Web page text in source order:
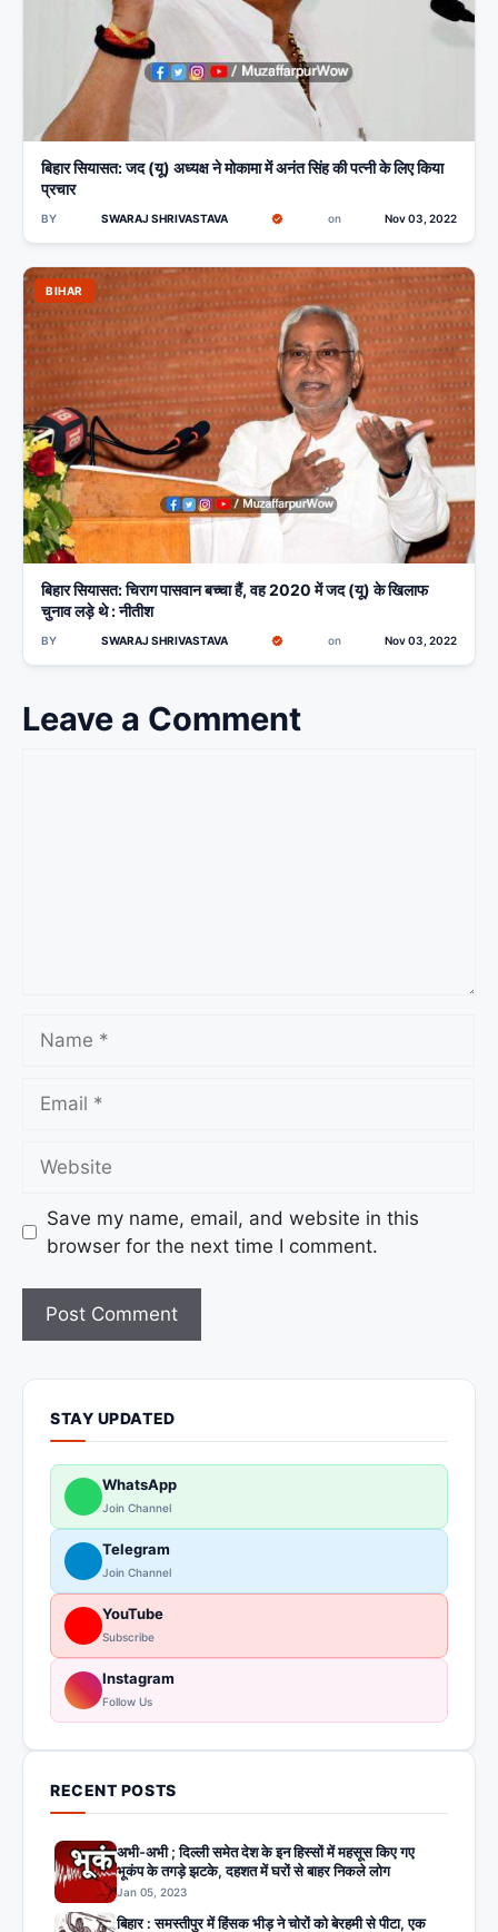
बिहार सियासत: जद (यू) अध्यक्ष ने मोकामा में अनंत सिंह की पत्नी के लिए किया
प्रचार
BY SWARAJ SHRIVASTAVA on Nov 03, 2022
BIHAR
बिहार सियासत: चिराग पासवान बच्चा हैं, वह 2020 में जद (यू) के खिलाफ
चुनाव लड़े थे : नीतीश
BY SWARAJ SHRIVASTAVA on Nov 03, 2022
Leave a Comment
Save my name, email, and website in this
browser for the next time I comment.
STAY UPDATED
WhatsApp
Join Channel
Telegram
Join Channel
YouTube
Subscribe
Instagram
Follow Us
RECENT POSTS
अभी-अभी ; दिल्ली समेत देश के इन हिस्सों में महसूस किए गए
भूकंप के तगड़े झटके, दहशत में घरों से बाहर निकले लोग
Jan 05, 2023
बिहार : समस्तीपुर में हिंसक भीड़ ने चोरों को बेरहमी से पीटा, एक